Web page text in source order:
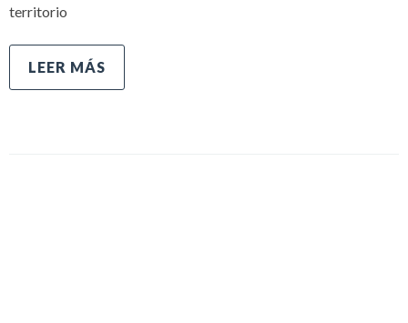
territorio
LEER MÁS